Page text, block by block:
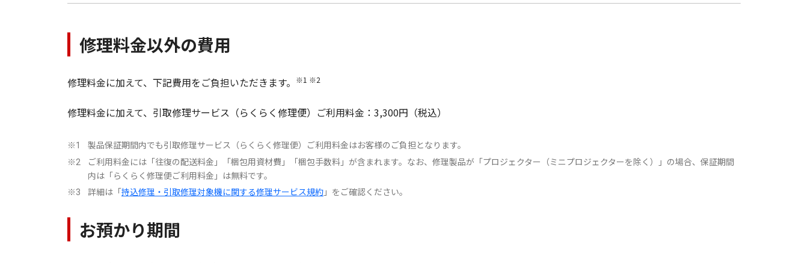
修理料金以外の費用
修理料金に加えて、下記費用をご負担いただきます。 ※1 ※2
修理料金に加えて、引取修理サービス（らくらく修理便）ご利用料金：3,300円（税込）
※1 製品保証期間内でも引取修理サービス（らくらく修理便）ご利用料金はお客様のご負担となります。
※2
ご利用料金には「往復の配送料金」「梱包用資材費」「梱包手数料」が含まれます。なお、修理製品が「プロジェクター（ミニプロジェクターを除く）」の場合、保証期間
内は「らくらく修理便ご利用料金」は無料です。
※3 詳細は「持込修理・引取修理対象機に関する修理サービス規約 」をご確認ください。
お預かり期間